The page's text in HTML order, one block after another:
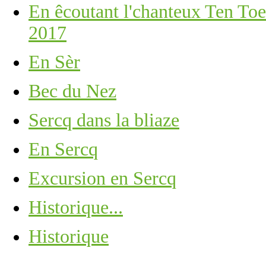
En êcoutant l'chanteux Ten
2017
En Sèr
Bec du Nez
Sercq dans la bliaze
En Sercq
Excursion en Sercq
Historique...
Historique